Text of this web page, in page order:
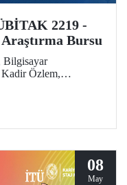
2219 -
Araştırma Bursu
Bilgisayar
Özlem,
layık görüldü.
08
May